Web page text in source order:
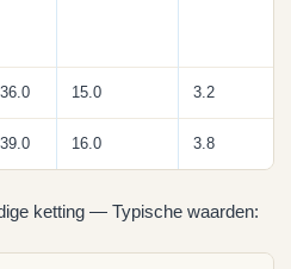
36.0 15.0 3.2
39.0 16.0 3.8
ketting — Typische waarden: